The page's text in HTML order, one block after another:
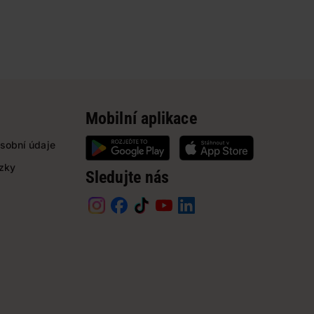
údaje
Mobilní aplikace
Sledujte nás